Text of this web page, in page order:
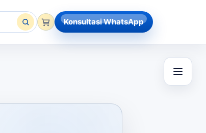
Konsultasi WhatsApp